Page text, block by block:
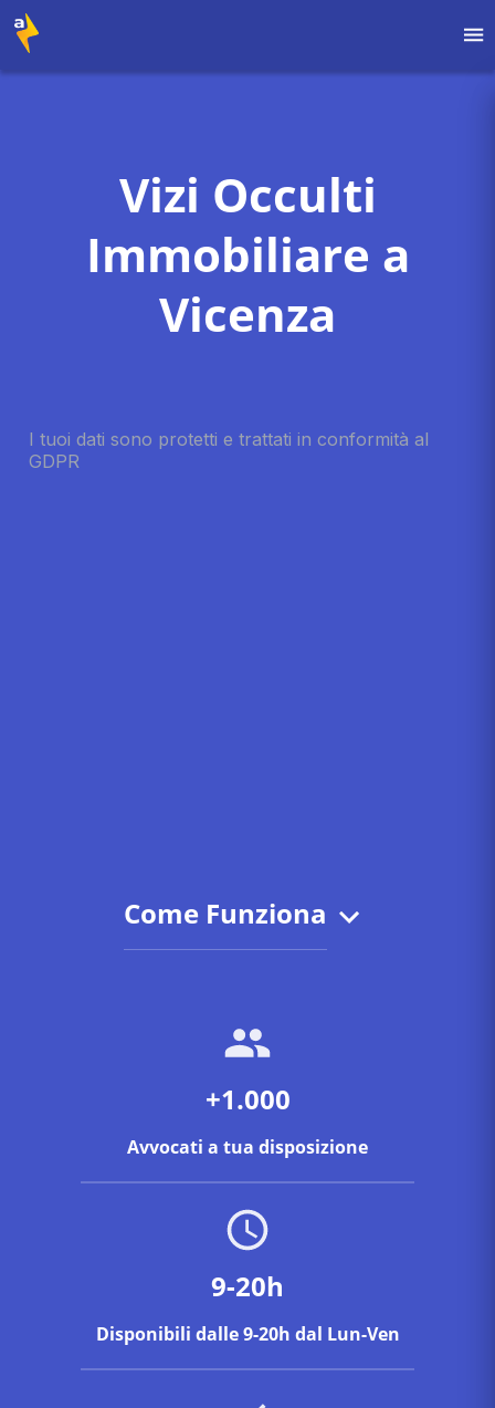
Vizi Occulti
Immobiliare a
Vicenza
Come Funziona
+1.000
Avvocati a tua disposizione
9-20h
Disponibili dalle 9-20h dal Lun-Ven